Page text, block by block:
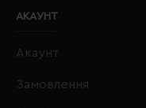
АКАУНТ
Акаунт
Замовлення